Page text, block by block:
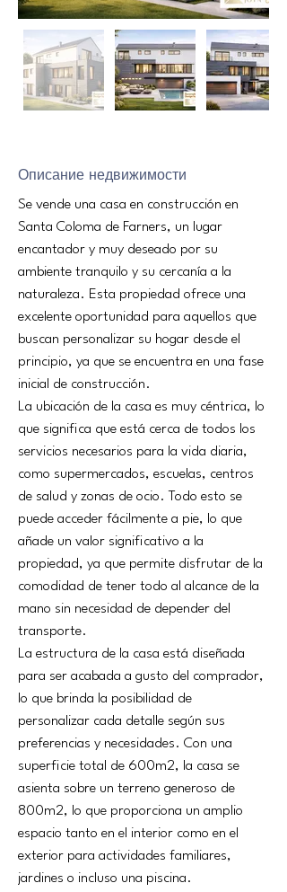
Описание недвижимости
Se vende una casa en construcción en
Santa Coloma de Farners, un lugar
encantador y muy deseado por su
ambiente tranquilo y su cercanía a la
naturaleza. Esta propiedad ofrece una
excelente oportunidad para aquellos que
buscan personalizar su hogar desde el
principio, ya que se encuentra en una fase
inicial de construcción.
La ubicación de la casa es muy céntrica, lo
que significa que está cerca de todos los
servicios necesarios para la vida diaria,
como supermercados, escuelas, centros
de salud y zonas de ocio. Todo esto se
puede acceder fácilmente a pie, lo que
añade un valor significativo a la
propiedad, ya que permite disfrutar de la
comodidad de tener todo al alcance de la
mano sin necesidad de depender del
transporte.
La estructura de la casa está diseñada
para ser acabada a gusto del comprador,
lo que brinda la posibilidad de
personalizar cada detalle según sus
preferencias y necesidades. Con una
superficie total de 600m2, la casa se
asienta sobre un terreno generoso de
800m2, lo que proporciona un amplio
espacio tanto en el interior como en el
exterior para actividades familiares,
jardines o incluso una piscina.